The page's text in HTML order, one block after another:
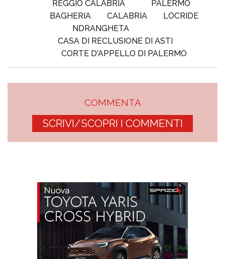
REGGIO CALABRIA
PALERMO
BAGHERIA
CALABRIA
LOCRIDE
NDRANGHETA
CASA DI RECLUSIONE DI ASTI
CORTE D'APPELLO DI PALERMO
COMMENTA
SCRIVI/SCOPRI I COMMENTI